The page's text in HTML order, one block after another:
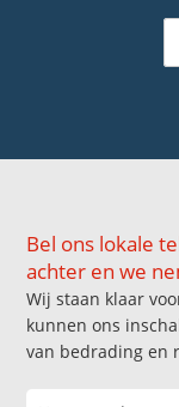
Bel ons lokale
achter en we
Wij staan klaar
kunnen ons
van bedrading en